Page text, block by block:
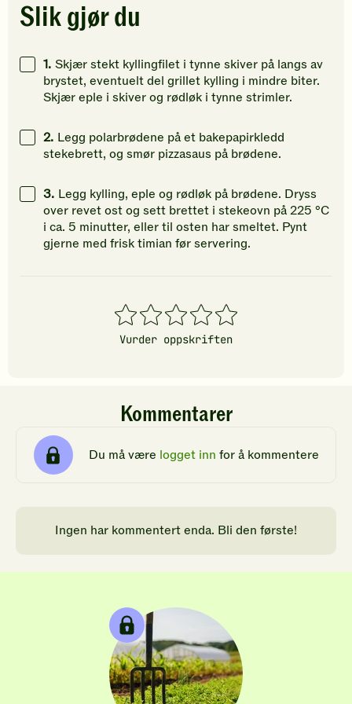
stjerner.
Klikk
å
gi
vurdering.
å
gi
din
vurdering.
gi
din
Slik gjør du
1. Skjær stekt kyllingfilet i tynne skiver på langs av
brystet, eventuelt del grillet kylling i mindre biter.
Skjær eple i skiver og rødløk i tynne strimler.
2. Legg polarbrødene på et bakepapirkledd
stekebrett, og smør pizzasaus på brødene.
3. Legg kylling, eple og rødløk på brødene. Dryss
over revet ost og sett brettet i stekeovn på 225 °C
i ca. 5 minutter, eller til osten har smeltet. Pynt
gjerne med frisk timian før servering.
1
stjerner
2
stjerner
3
stjerner
4
stjerner
5
stjerner
Vurder oppskriften
Kommentarer
Du må være logget inn for å kommentere
Ingen har kommentert enda. Bli den første!